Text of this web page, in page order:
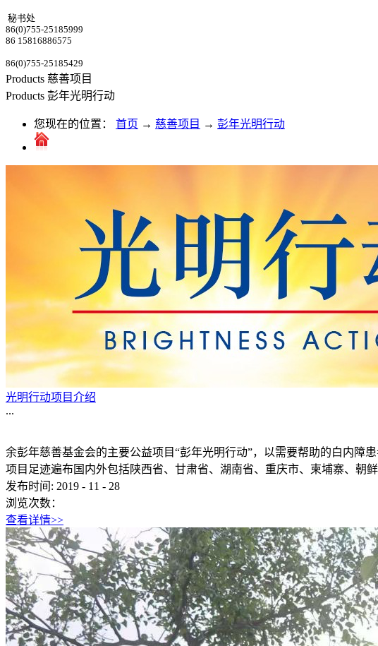
秘书处
86(0)755-25185999
86 15816886575
86(0)755-25185429
Products 慈善项目
Products 彭年光明行动
您现在的位置： 首页 → 慈善项目 → 彭年光明行动
光明行动项目介绍
...
余彭年慈善基金会的主要公益项目“彭年光明行动”，以需要帮助的白内障
项目足迹遍布国内外包括陕西省、甘肃省、湖南省、重庆市、柬埔寨、朝
发布时间: 2019 - 11 - 28
浏览次数：
查看详情>>